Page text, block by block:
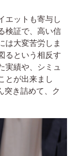
エットも寄与し
検証で、高い信
は大変苦労しま
るという相反す
実績や、シミュ
とが出来まし
突き詰めて、ク